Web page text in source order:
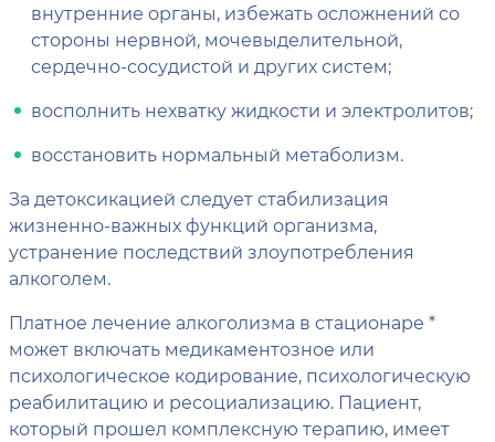
внутренние органы, избежать осложнений со
стороны нервной, мочевыделительной,
сердечно-сосудистой и других систем;
восполнить нехватку жидкости и электролитов;
восстановить нормальный метаболизм.
За детоксикацией следует стабилизация
жизненно-важных функций организма,
устранение последствий злоупотребления
алкоголем.
Платное лечение алкоголизма в стационаре *
может включать медикаментозное или
психологическое кодирование, психологическую
реабилитацию и ресоциализацию. Пациент,
который прошел комплексную терапию, имеет